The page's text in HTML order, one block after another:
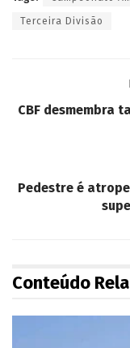
Terceira Divisão
CBF desmembra
Pedestre é
Conteúdo